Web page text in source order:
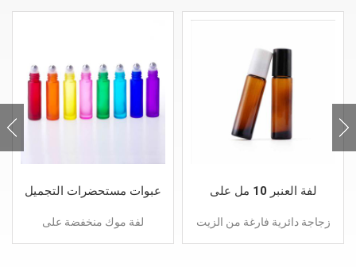
عبوات مستحضرات التجميل
أسطوانية سعة 10 مل
للزيوت
لفة موك منخفضة على
زجاجات 10 مل زجاجة
لفة العنبر 10 مل على
زجاجة دائرية فارغة من الزيت
العطري الأسطوانة على